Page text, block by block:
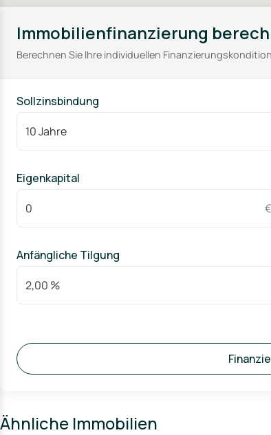
Immobilienfinanzierung
Berechnen Sie Ihre individuellen
Sollzinsbindung
Eigenkapital
€
Anfängliche Tilgung
Ähnliche Immobilien